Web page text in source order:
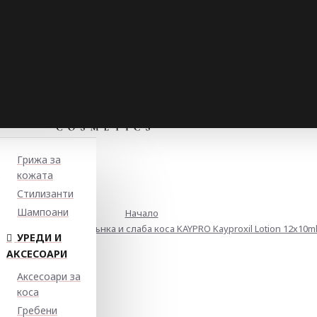
Грижа за
кожата
Стилизанти
Шампоани
УРЕДИ И
АКСЕСОАРИ
Аксесоари за
коса
Гребени
Начало
ампули за тънка и слаба коса KAYPRO Kayproxil Lotion 12х10ml